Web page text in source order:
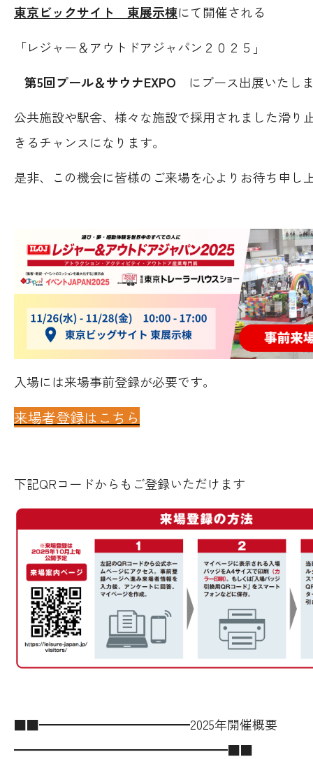
東京ビックサイト 東展示棟にて開催される
「レジャー＆アウトドアジャパン２０２５」
第5回プール＆サウナEXPO にブース出展いたし
公共施設や駅舎、様々な施設で採用されました滑り
きるチャンスになります。
是非、この機会に皆様のご来場を心よりお待ち申し
入場には来場事前登録が必要です。
来場者登録はこちら
下記QRコードからもご登録いただけます
■■━━━━━━━━━━━━2025年開催概要
━━━━━━━━━━━━━━━━━■■